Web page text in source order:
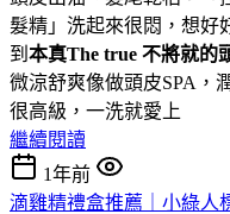
髮精」洗起來很悶，想好
到 本真The true 不將就的
微涼舒爽像做頭皮SPA，
很高級，一洗就愛上
繼續閱讀
1年前
滴雞精禮盒推薦｜小綠人